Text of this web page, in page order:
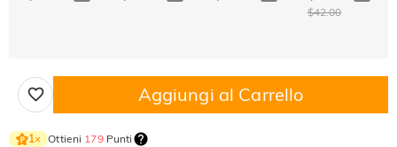
$42.00
Aggiungi al Carrello
1× Ottieni 179Punti